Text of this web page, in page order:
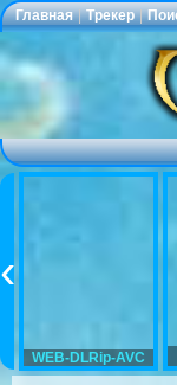
Главная | Трекер |
WEB-DLRip-AVC